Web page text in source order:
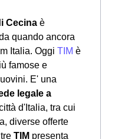
Cecina è
quando ancora
Italia. Oggi TIM è
famose e
E' una
legale a
d'Italia, tra cui
diverse offerte
TIM presenta